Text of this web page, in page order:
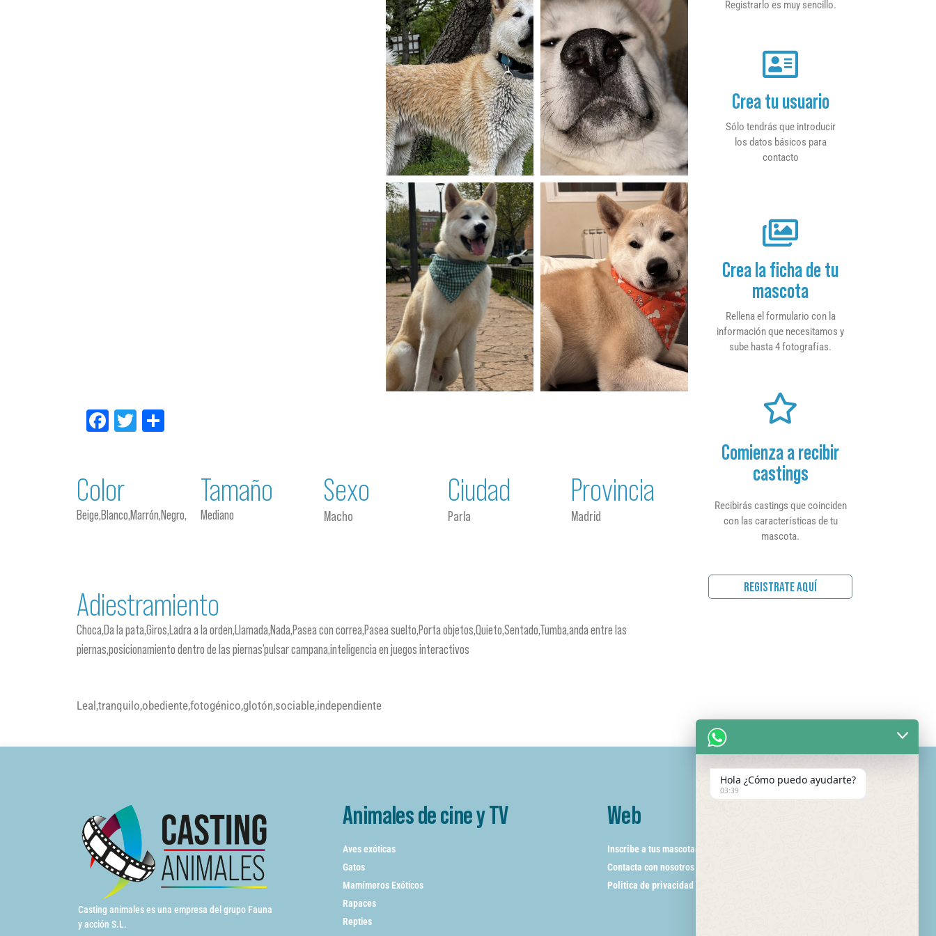
Facebook
Twitter
Color
Beige,Blanco,Marrón,Negro,
Tamaño
Mediano
Sexo
Macho
Ciudad
Parla
Provincia
Madrid
Adiestramiento
Choca,Da la pata,Giros,Ladra a la orden,Llamada,Nada,Pasea con correa,Pasea suelto,Porta objetos,Quieto,Sentado,Tumba,anda entre las
piernas,posicionamiento dentro de las piernas’pulsar campana,inteligencia en juegos interactivos
Leal,tranquilo,obediente,fotogénico,glotón,sociable,independiente
Registrarlo es muy sencillo.
Crea tu usuario
Sólo tendrás que introducir
los datos básicos para
contacto
Crea la ficha de tu
mascota
Rellena el formulario con la
información que necesitamos y
sube hasta 4 fotografías.
Comienza a recibir
castings
Recibirás castings que coinciden
con las características de tu
mascota.
REGISTRATE AQUÍ
Casting animales es una empresa del grupo Fauna
y acción S.L.
Animales de cine y TV
Aves exóticas
Gatos
Mamímeros Exóticos
Rapaces
Repties
Web
Inscribe a tus mascotas
Contacta con nosotros
Politica de privacidad
Hola ¿Cómo puedo ayudarte?
03:39